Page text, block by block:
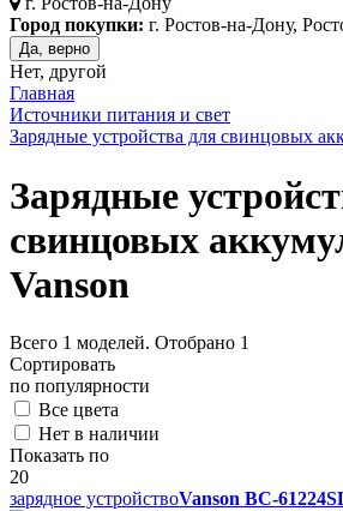
Город покупки: г. Ростов-на-Дону,
Да, верно
Нет, другой
Главная
Источники питания и свет
Зарядные устройства для свинцовых
Зарядные
свинцовых
Vanson
Всего 1 моделей. Отобрано 1
Сортировать
по популярности
Все цвета
Нет в наличии
Показать по
20
зарядное устройствоVanson BC-